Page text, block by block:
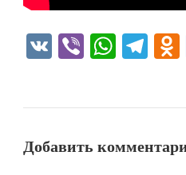
VK Viber
Добавить